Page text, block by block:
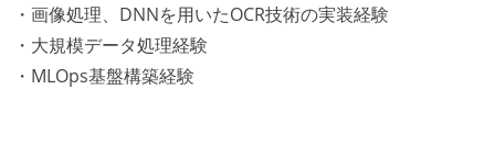
・画像処理、DNNを用いたOCR技術の実装経験
・大規模データ処理経験
・MLOps基盤構築経験